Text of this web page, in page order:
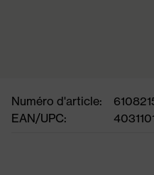
Numéro d'article:
EAN/UPC: